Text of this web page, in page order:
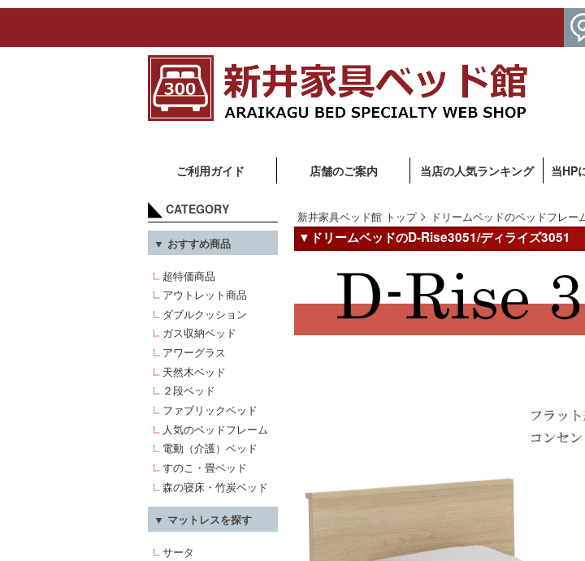
ご利用ガイド 店舗のご案内 当店の人気ランキング 当HP
CATEGORY
▼ おすすめ商品
超特価商品
アウトレット商品
ダブルクッション
ガス収納ベッド
アワーグラス
天然木ベッド
２段ベッド
ファブリックベッド
人気のベッドフレーム
電動（介護）ベッド
すのこ・畳ベッド
森の寝床・竹炭ベッド
▼ マットレスを探す
サータ
新井家具ベッド館 トップ ドリームベッドのベッドフレー
▼ドリームベッドのD-Rise3051/ディライズ3051